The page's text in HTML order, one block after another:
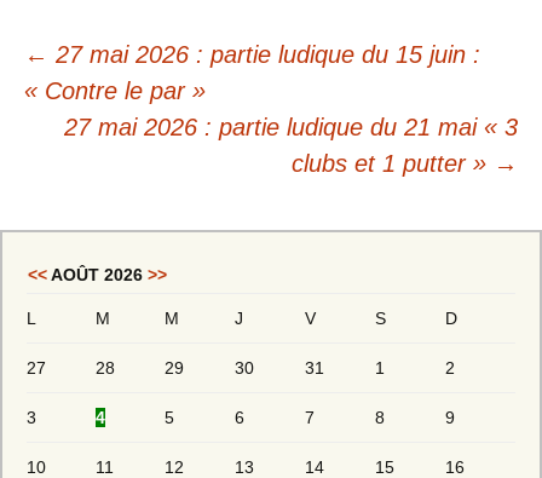
← 27 mai 2026 : partie ludique du 15 juin :
« Contre le par »
27 mai 2026 : partie ludique du 21 mai « 3
clubs et 1 putter » →
<<AOÛT 2026 >>
L M M J V S D
27 28 29 30 31 1 2
3 4 5 6 7 8 9
10 11 12 13 14 15 16